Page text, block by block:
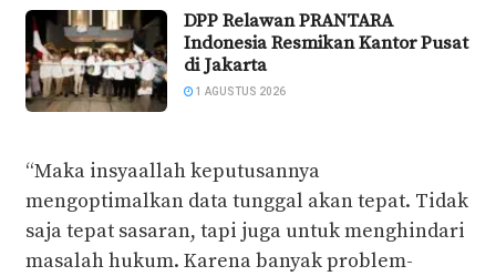
DPP Relawan PRANTARA
Indonesia Resmikan Kantor Pusat
di Jakarta
1 AGUSTUS 2026
“Maka insyaallah keputusannya
mengoptimalkan data tunggal akan tepat. Tidak
saja tepat sasaran, tapi juga untuk menghindari
masalah hukum. Karena banyak problem-